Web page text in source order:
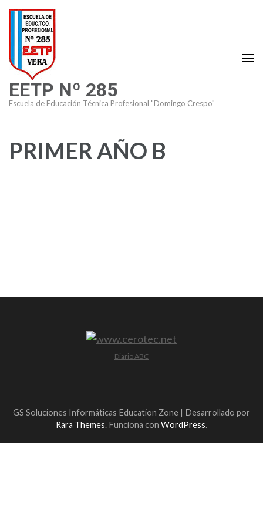
Saltar
contenido
(presiona
tecla
Intro)
EETP Nº 285
Escuela de Educación Técnica Profesional "Domingo Crespo"
PRIMER AÑO B
Diario ABC
GS Soluciones Informáticas Education Zone | Desarrollado por
Rara Themes. Funciona con WordPress.